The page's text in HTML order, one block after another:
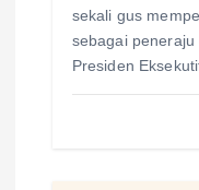
sekali gus
sebagai
Presiden